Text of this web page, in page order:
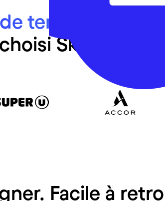
terrain et
Skello
Facile à